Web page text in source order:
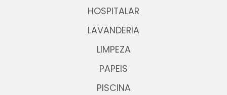
HOSPITALAR
LAVANDERIA
LIMPEZA
PAPEIS
PISCINA